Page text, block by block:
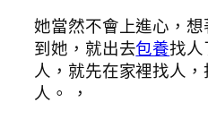
她當然不會上進心，
到她，就出去包養找
人，就先在家裡找人
人。 ，